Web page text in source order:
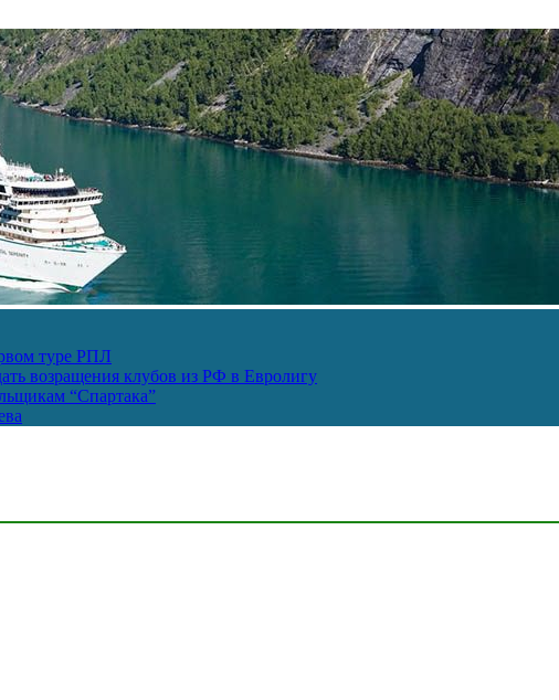
туре РПЛ
возращения клубов из РФ в Евролигу
“Спартака”